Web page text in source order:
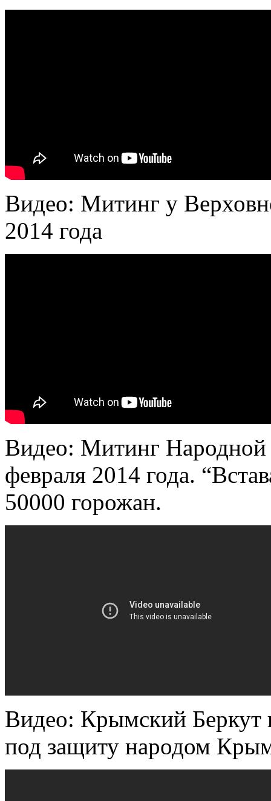
Видео: Митинг у
2014 года
Видео: Митинг Народной
февраля 2014 года.
50000 горожан.
Видео: Крымский Беркут
под защиту народом